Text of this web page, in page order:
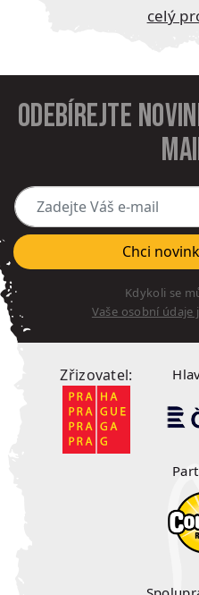
Celý
Odebírejte
Zadejte Váš e-mail
Chci
Kdykoli se
Vaše osobní údaje
Zřizovatel: